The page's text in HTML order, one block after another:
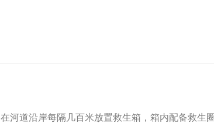
河道沿岸每隔几百米放置救生箱，箱内配备救生